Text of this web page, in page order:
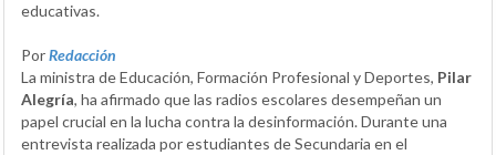
educativas.
PorRedacción
La ministra de Educación, Formación Profesional y Deportes, Pilar
Alegría, ha afirmado que las radios escolares desempeñan un
papel crucial en la lucha contra la desinformación. Durante una
entrevista realizada por estudiantes de Secundaria en el